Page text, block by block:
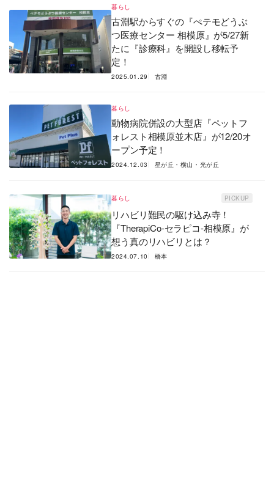
暮らし
古淵駅からすぐの『ぺテモどうぶ
つ医療センター 相模原』が5/27新
たに『診療科』を開設し移転予
定！
2025.01.29 古淵
暮らし
動物病院併設の大型店『ペットフ
ォレスト相模原並木店』が12/20オ
ープン予定！
2024.12.03 星が丘・横山・光が丘
暮らし PICKUP
リハビリ難民の駆け込み寺！
『TherapiCo-セラピコ-相模原』が
想う真のリハビリとは？
2024.07.10 橋本